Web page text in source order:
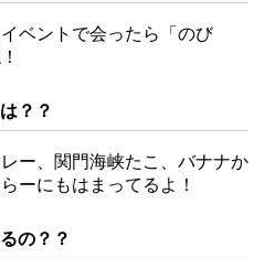
ベントで会ったら「のび
？？
ー、関門海峡たこ、バナナか
ーにもはまってるよ！
の？？